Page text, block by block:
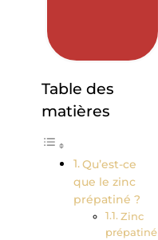
Table des
matières
Qu’est-ce
que le zinc
prépatiné ?
Zinc
prépatiné